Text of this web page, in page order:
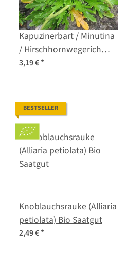
Kapuzinerbart / Minutina
/ Hirschhornwegerich
(Plantago coronopus) Bio
3,19 €*
BESTSELLER
Knoblauchsrauke (Alliaria
petiolata) Bio Saatgut
2,49 €*